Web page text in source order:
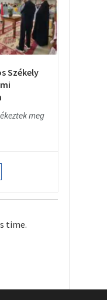
Székely
meg
time.